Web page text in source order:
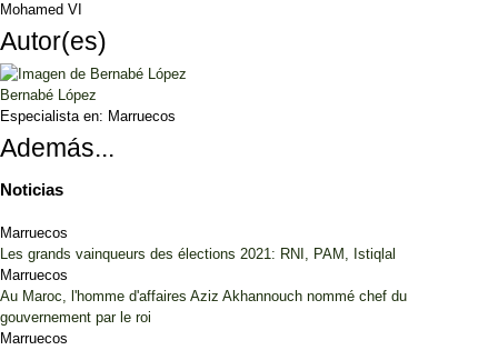
Mohamed VI
Autor(es)
Bernabé López
Especialista en: Marruecos
Además...
Noticias
Marruecos
Les grands vainqueurs des élections 2021: RNI, PAM, Istiqlal
Marruecos
Au Maroc, l'homme d'affaires Aziz Akhannouch nommé chef du
gouvernement par le roi
Marruecos